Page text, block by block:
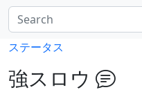
ステータス
強スロウ